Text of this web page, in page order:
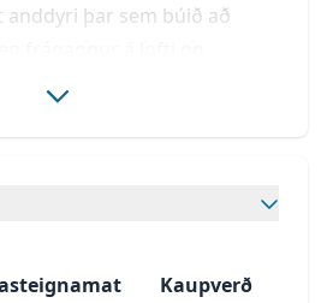
anddyri þar sem búið að
að taka niður veggina ig
Rómgóð herbergi.Kaupverð